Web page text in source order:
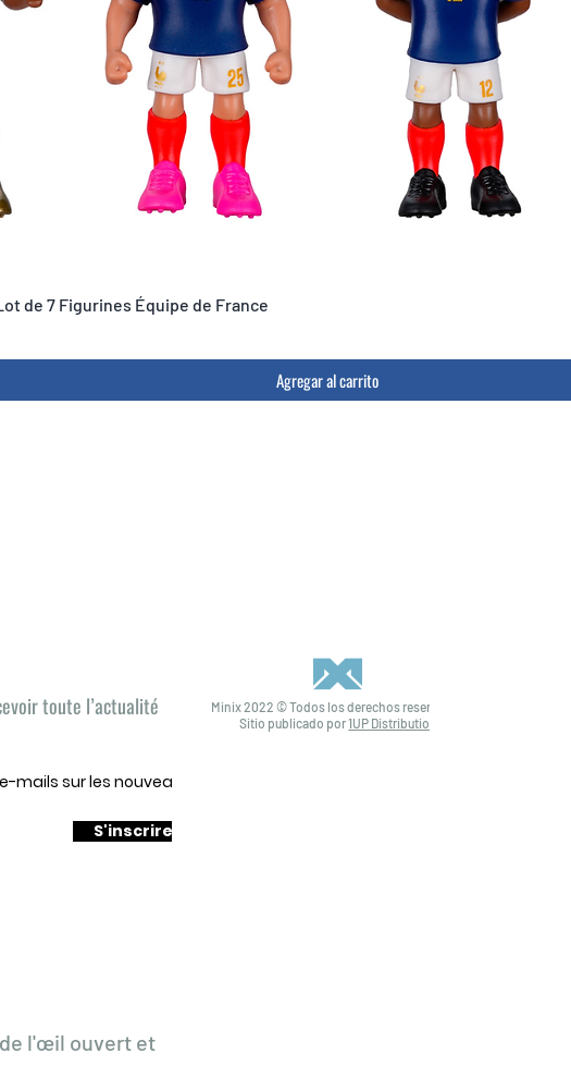
de 7 Figurines Équipe de France
Agregar al carrito
toute l’actualité
mails sur les nouveautés
S'inscrire
Minix 2022 © Todos los derechos reservados
Sitio publicado por1UP Distribution
l'œil ouvert et